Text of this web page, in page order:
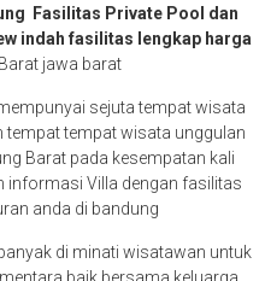
Fasilitas Private Pool dan
indah fasilitas lengkap harga
Barat jawa barat
sejuta tempat wisata
tempat tempat wisata unggulan
Barat pada kesempatan kali
informasi Villa dengan fasilitas
anda di bandung
di minati wisatawan untuk